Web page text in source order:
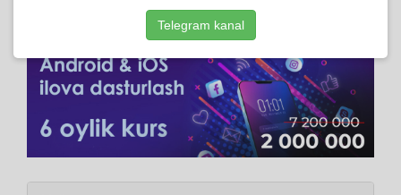
Telegram kanal